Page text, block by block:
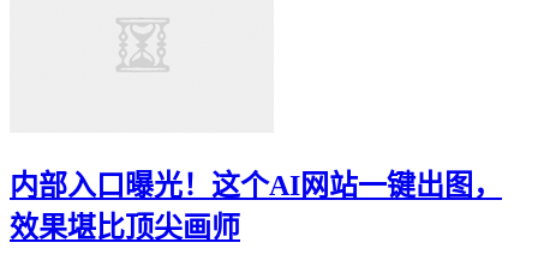
内部入口曝光！这个AI网站一键出图，
效果堪比顶尖画师